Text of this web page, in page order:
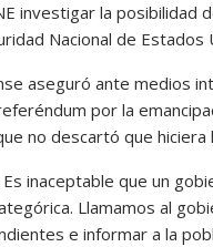
investigar la posibilidad
Nacional de Estados
aseguró ante medios
por la
no descartó que
Es inaceptable que un
Llamamos al
e informar a la